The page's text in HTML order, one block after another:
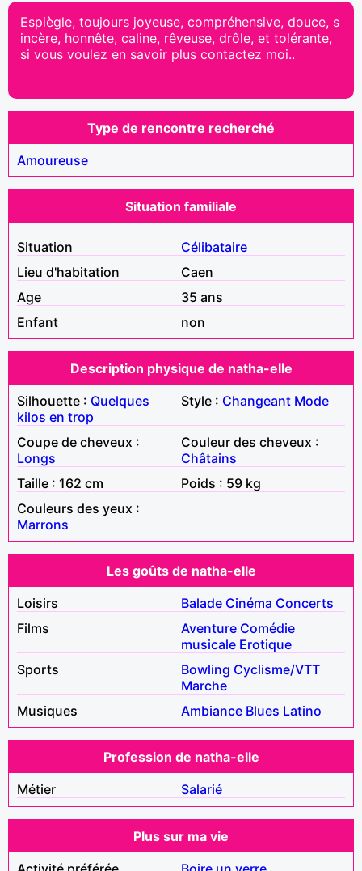
Espiègle, toujours joyeuse, compréhensive, douce, s
incère, honnête, caline, rêveuse, drôle, et tolérante,
si vous voulez en savoir plus contactez moi..
Type de rencontre recherché
Amoureuse
Situation familiale
Situation
Célibataire
Lieu d'habitation
Caen
Age
35 ans
Enfant
non
Description physique de natha-elle
Silhouette : Quelques
kilos en trop
Style : Changeant Mode
Coupe de cheveux :
Longs
Couleur des cheveux :
Châtains
Taille : 162 cm
Poids : 59 kg
Couleurs des yeux :
Marrons
Les goûts de natha-elle
Loisirs
Balade Cinéma Concerts
Films
Aventure Comédie
musicale Erotique
Sports
Bowling Cyclisme/VTT
Marche
Musiques
Ambiance Blues Latino
Profession de natha-elle
Métier
Salarié
Plus sur ma vie